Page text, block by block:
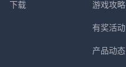
下载 游戏攻略
有奖活动
产品动态